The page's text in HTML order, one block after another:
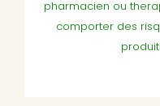
pharmacien ou
comporter des